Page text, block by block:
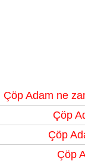
Çöp Adam ne
Çöp
Çöp
Çöp